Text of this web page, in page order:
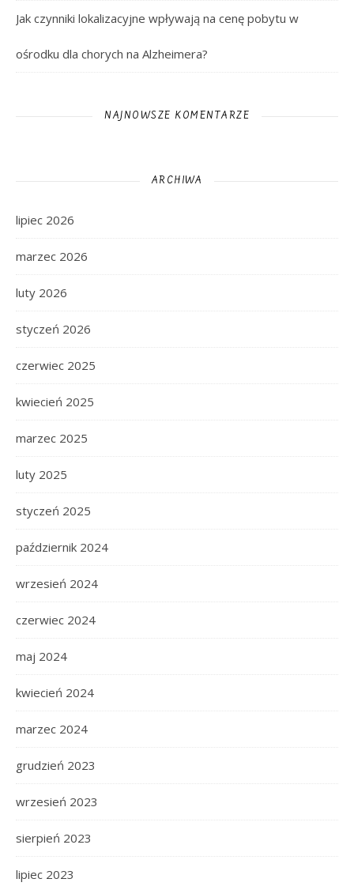
Jak czynniki lokalizacyjne wpływają na cenę pobytu w
ośrodku dla chorych na Alzheimera?
NAJNOWSZE KOMENTARZE
ARCHIWA
lipiec 2026
marzec 2026
luty 2026
styczeń 2026
czerwiec 2025
kwiecień 2025
marzec 2025
luty 2025
styczeń 2025
październik 2024
wrzesień 2024
czerwiec 2024
maj 2024
kwiecień 2024
marzec 2024
grudzień 2023
wrzesień 2023
sierpień 2023
lipiec 2023